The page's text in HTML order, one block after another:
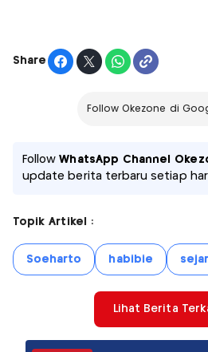
Share
Follow Okezone di
FollowWhatsApp Channel
update berita terbaru setiap
Topik Artikel :
Soeharto habibie
Lihat Berita